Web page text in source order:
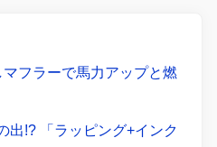
フラーで馬力アップと燃
出!? 「ラッピング+インク